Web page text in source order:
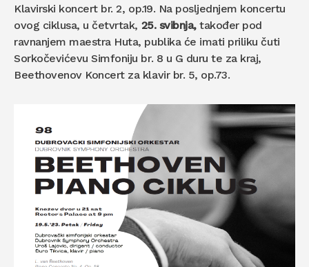
Klavirski koncert br. 2, op.19. Na posljednjem koncertu
ovog ciklusa, u četvrtak, 25. svibnja,također pod
ravnanjem maestra Huta, publika će imati priliku čuti
Sorkočevićevu Simfoniju br. 8 u G duru te za kraj,
Beethovenov Koncert za klavir br. 5, op.73.